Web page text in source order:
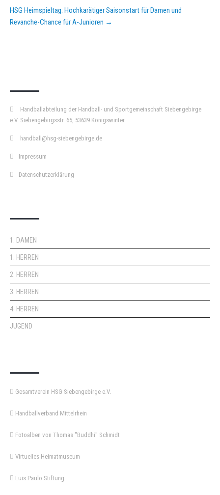
HSG Heimspieltag: Hochkarätiger Saisonstart für Damen und
Revanche-Chance für A-Junioren →
Handballabteilung der Handball- und Sportgemeinschaft Siebengebirge
e.V. Siebengebirgsstr. 65, 53639 Königswinter.
handball@hsg-siebengebirge.de
Impressum
Datenschutzerklärung
1. DAMEN
1. HERREN
2. HERREN
3. HERREN
4. HERREN
JUGEND
Gesamtverein HSG Siebengebirge e.V.
Handballverband Mittelrhein
Fotoalben von Thomas "Buddhi" Schmidt
Virtuelles Heimatmuseum
Luis Paulo Stiftung